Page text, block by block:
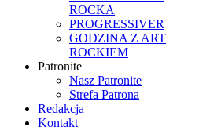
ROCKA
PROGRESSIVER
GODZINA Z ART
ROCKIEM
Patronite
Nasz Patronite
Strefa Patrona
Redakcja
Kontakt